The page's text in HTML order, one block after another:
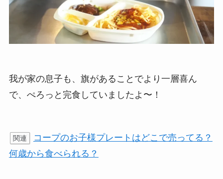
我が家の息子も、旗があることでより一層喜ん
で、ぺろっと完食していましたよ〜！
関連
コープのお子様プレートはどこで売ってる？
何歳から食べられる？